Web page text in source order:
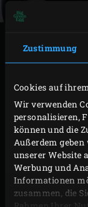
Zustimmung
Cookies auf
Wir verwenden
personalisieren,
können und die
Außerdem
unserer Website
Werbung und
Informationen
zusammen, die
Rost legen
nun um 90
Schritt den
Die
Minuten
zwischen